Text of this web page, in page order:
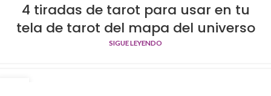
4 tiradas de tarot para usar en tu
tela de tarot del mapa del universo
SIGUE LEYENDO